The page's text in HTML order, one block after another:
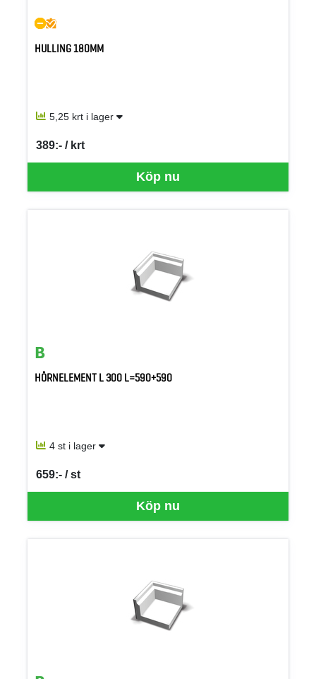
HULLING 180MM
5,25 krt i lager
Köp nu
389:- / krt
SEK per KRT
HÖRNELEMENT L 300 L=590+590
4 st i lager
Köp nu
659:- / st
SEK per ST